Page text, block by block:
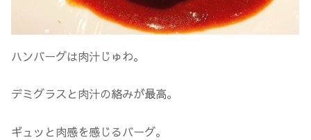
ハンバーグは肉汁じゅわ。
デミグラスと肉汁の絡みが最高。
ギュッと肉感を感じるバーグ。